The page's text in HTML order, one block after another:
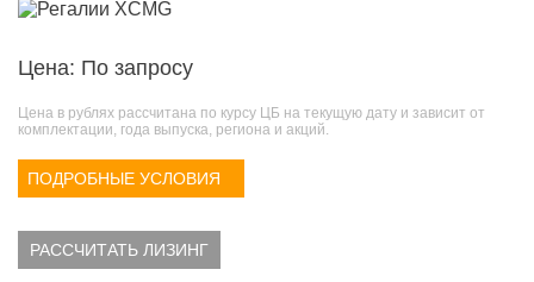
Цена: По запросу
Цена в рублях рассчитана по курсу ЦБ на текущую дату и зависит от
комплектации, года выпуска, региона и акций.
ПОДРОБНЫЕ УСЛОВИЯ
РАССЧИТАТЬ ЛИЗИНГ